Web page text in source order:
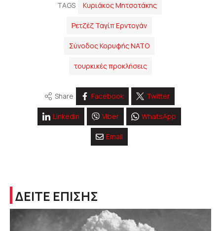
TAGS Κυριάκος Μητσοτάκης
Ρετζέζ Ταγίπ Ερντογάν
Σύνοδος Κορυφής ΝΑΤΟ
τουρκικές προκλήσεις
Share Facebook Twitter
Linkedin Viber WhatsApp
Email
ΔΕΙΤΕ ΕΠΙΣΗΣ